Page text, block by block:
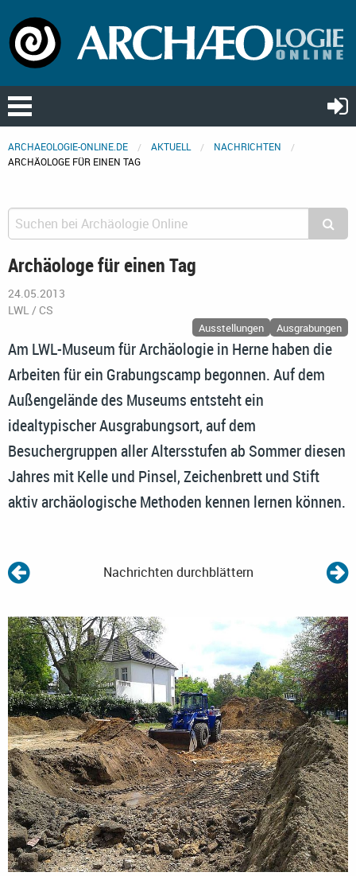
ARCHAEOLOGIE-ONLINE.DE AKTUELL
NACHRICHTEN
ARCHÄOLOGE FÜR EINEN TAG
Archäologe für einen Tag
24.05.2013
LWL / CS
Ausstellungen Ausgrabungen
Am LWL-Museum für Archäologie in Herne haben die
Arbeiten für ein Grabungscamp begonnen. Auf dem
Außengelände des Museums entsteht ein
idealtypischer Ausgrabungsort, auf dem
Besuchergruppen aller Altersstufen ab Sommer diesen
Jahres mit Kelle und Pinsel, Zeichenbrett und Stift
aktiv archäologische Methoden kennen lernen können.
Nachrichten durchblättern